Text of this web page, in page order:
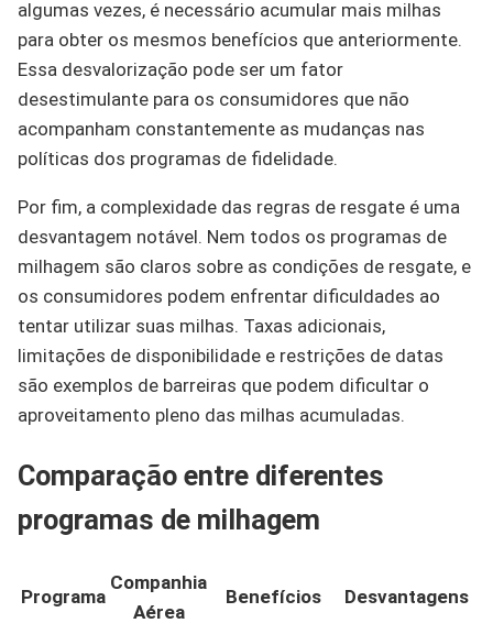
algumas vezes, é necessário acumular mais milhas
para obter os mesmos benefícios que anteriormente.
Essa desvalorização pode ser um fator
desestimulante para os consumidores que não
acompanham constantemente as mudanças nas
políticas dos programas de fidelidade.
Por fim, a complexidade das regras de resgate é uma
desvantagem notável. Nem todos os programas de
milhagem são claros sobre as condições de resgate, e
os consumidores podem enfrentar dificuldades ao
tentar utilizar suas milhas. Taxas adicionais,
limitações de disponibilidade e restrições de datas
são exemplos de barreiras que podem dificultar o
aproveitamento pleno das milhas acumuladas.
Comparação entre diferentes
programas de milhagem
Programa
Companhia
Aérea
Benefícios Desvantagens